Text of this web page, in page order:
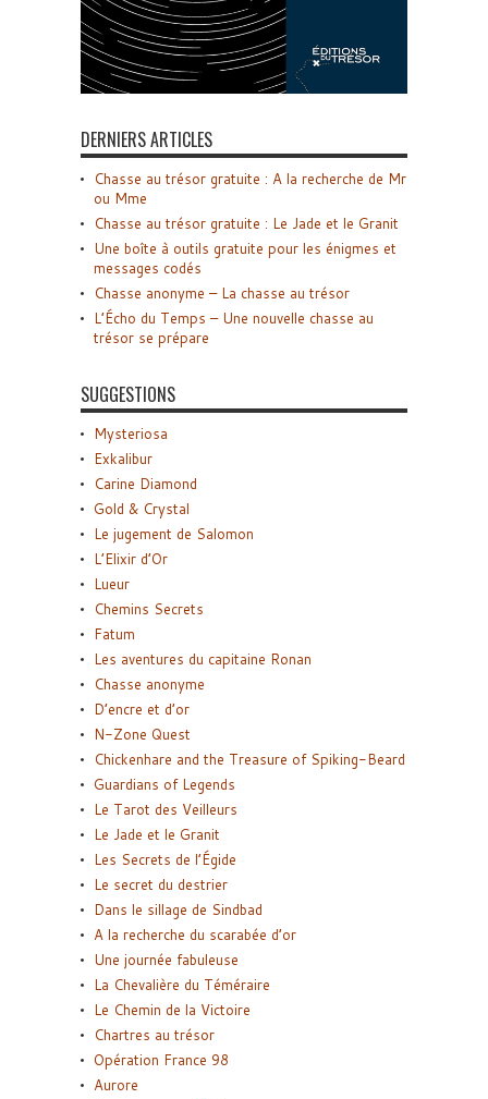
DERNIERS ARTICLES
Chasse au trésor gratuite : A la recherche de Mr
ou Mme
Chasse au trésor gratuite : Le Jade et le Granit
Une boîte à outils gratuite pour les énigmes et
messages codés
Chasse anonyme – La chasse au trésor
L’Écho du Temps – Une nouvelle chasse au
trésor se prépare
SUGGESTIONS
Mysteriosa
Exkalibur
Carine Diamond
Gold & Crystal
Le jugement de Salomon
L’Elixir d’Or
Lueur
Chemins Secrets
Fatum
Les aventures du capitaine Ronan
Chasse anonyme
D’encre et d’or
N-Zone Quest
Chickenhare and the Treasure of Spiking-Beard
Guardians of Legends
Le Tarot des Veilleurs
Le Jade et le Granit
Les Secrets de l’Égide
Le secret du destrier
Dans le sillage de Sindbad
A la recherche du scarabée d’or
Une journée fabuleuse
La Chevalière du Téméraire
Le Chemin de la Victoire
Chartres au trésor
Opération France 98
Aurore